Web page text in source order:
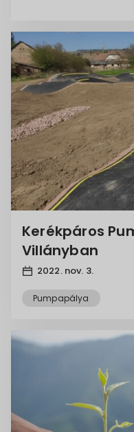
Kerékpáros
Villányban
2022. nov. 3.
Pumpapálya